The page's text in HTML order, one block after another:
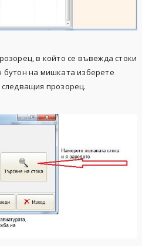
в който се въвежда стоки
бутон на мишката изберете
прозорец.